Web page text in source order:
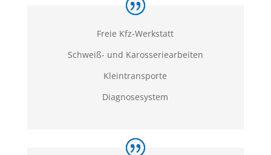
Freie Kfz-Werkstatt
Schweiß- und Karosseriearbeiten
Kleintransporte
Diagnosesystem